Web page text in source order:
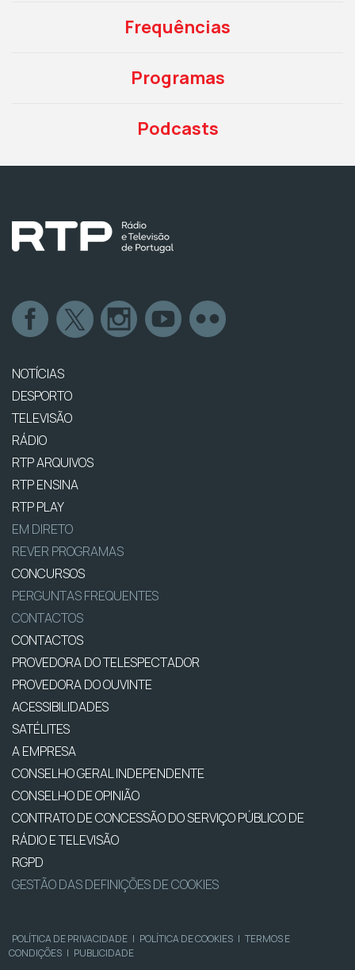
Frequências
Programas
Podcasts
NOTÍCIAS
DESPORTO
TELEVISÃO
RÁDIO
RTP ARQUIVOS
RTP ENSINA
RTP PLAY
EM DIRETO
REVER PROGRAMAS
CONCURSOS
PERGUNTAS FREQUENTES
CONTACTOS
CONTACTOS
PROVEDORA DO TELESPECTADOR
PROVEDORA DO OUVINTE
ACESSIBILIDADES
SATÉLITES
A EMPRESA
CONSELHO GERAL INDEPENDENTE
CONSELHO DE OPINIÃO
CONTRATO DE CONCESSÃO DO SERVIÇO PÚBLICO DE
RÁDIO E TELEVISÃO
RGPD
GESTÃO DAS DEFINIÇÕES DE COOKIES
POLÍTICA DE PRIVACIDADE | POLÍTICA DE COOKIES | TERMOS E
CONDIÇÕES | PUBLICIDADE